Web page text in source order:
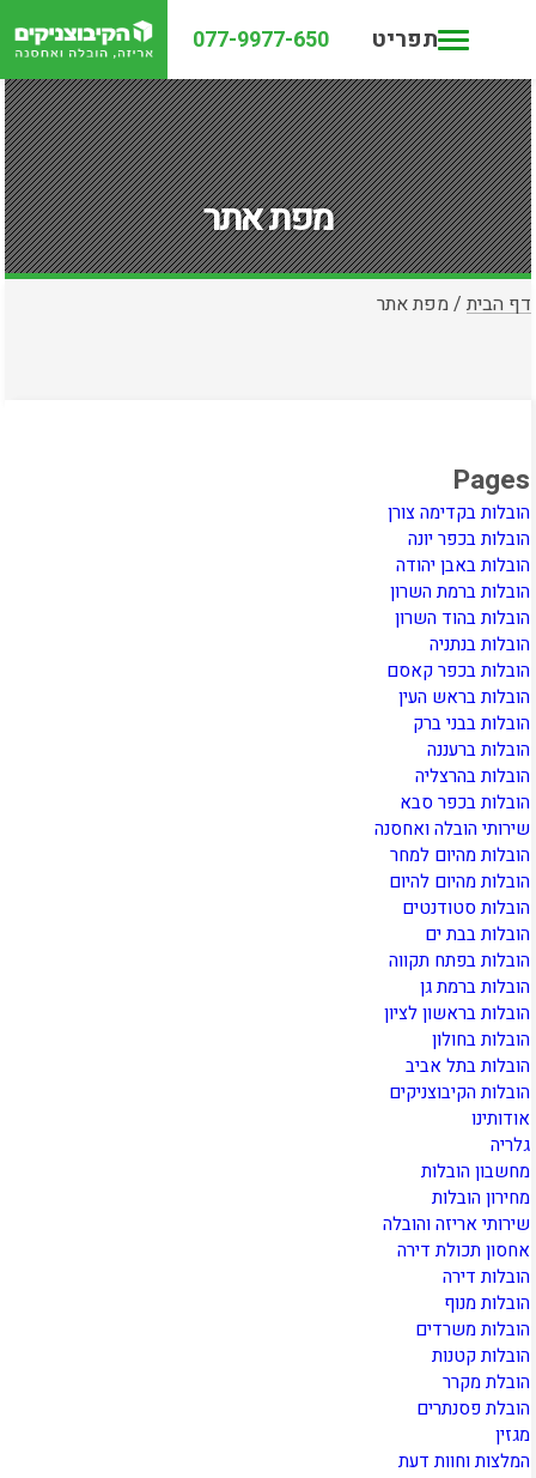
תפריט 077-9977-650
מפת אתר
דף הבית /מפת אתר
Pages
הובלות בקדימה צורן
הובלות בכפר יונה
הובלות באבן יהודה
הובלות ברמת השרון
הובלות בהוד השרון
הובלות בנתניה
הובלות בכפר קאסם
הובלות בראש העין
הובלות בבני ברק
הובלות ברעננה
הובלות בהרצליה
הובלות בכפר סבא
שירותי הובלה ואחסנה
הובלות מהיום למחר
הובלות מהיום להיום
הובלות סטודנטים
הובלות בבת ים
הובלות בפתח תקווה
הובלות ברמת גן
הובלות בראשון לציון
הובלות בחולון
הובלות בתל אביב
הובלות הקיבוצניקים
אודותינו
גלריה
מחשבון הובלות
מחירון הובלות
שירותי אריזה והובלה
אחסון תכולת דירה
הובלות דירה
הובלות מנוף
הובלות משרדים
הובלות קטנות
הובלת מקרר
הובלת פסנתרים
מגזין
המלצות וחוות דעת